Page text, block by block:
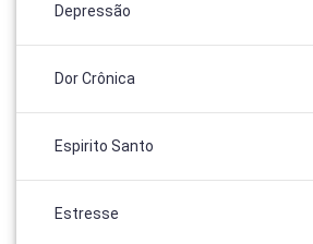
Depressão
Dor Crônica
Espirito Santo
Estresse